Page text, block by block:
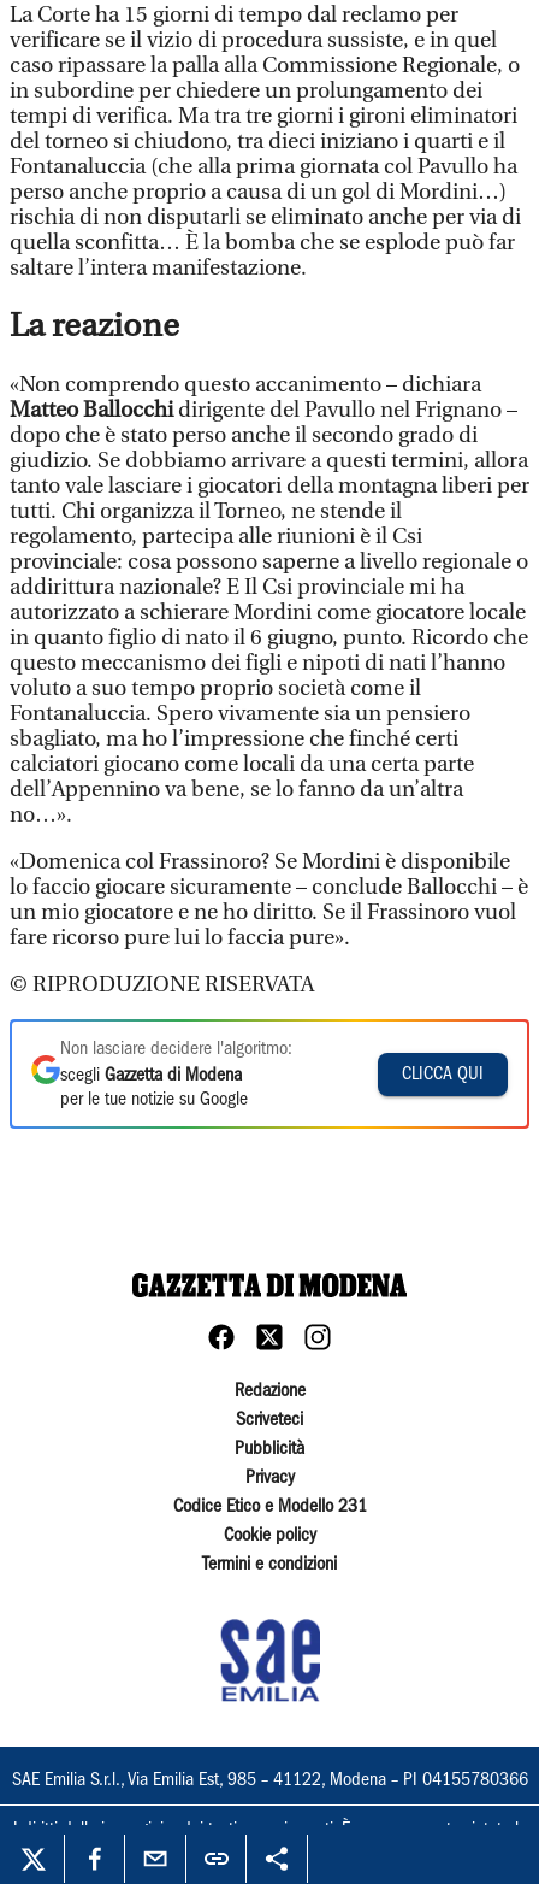
La Corte ha 15 giorni di tempo dal reclamo per
verificare se il vizio di procedura sussiste, e in quel
caso ripassare la palla alla Commissione Regionale, o
in subordine per chiedere un prolungamento dei
tempi di verifica. Ma tra tre giorni i gironi eliminatori
del torneo si chiudono, tra dieci iniziano i quarti e il
Fontanaluccia (che alla prima giornata col Pavullo ha
perso anche proprio a causa di un gol di Mordini…)
rischia di non disputarli se eliminato anche per via di
quella sconfitta… È la bomba che se esplode può far
saltare l’intera manifestazione.
La reazione
«Non comprendo questo accanimento – dichiara
Matteo Ballocchidirigente del Pavullo nel Frignano –
dopo che è stato perso anche il secondo grado di
giudizio. Se dobbiamo arrivare a questi termini, allora
tanto vale lasciare i giocatori della montagna liberi per
tutti. Chi organizza il Torneo, ne stende il
regolamento, partecipa alle riunioni è il Csi
provinciale: cosa possono saperne a livello regionale o
addirittura nazionale? E Il Csi provinciale mi ha
autorizzato a schierare Mordini come giocatore locale
in quanto figlio di nato il 6 giugno, punto. Ricordo che
questo meccanismo dei figli e nipoti di nati l’hanno
voluto a suo tempo proprio società come il
Fontanaluccia. Spero vivamente sia un pensiero
sbagliato, ma ho l’impressione che finché certi
calciatori giocano come locali da una certa parte
dell’Appennino va bene, se lo fanno da un’altra
no…».
«Domenica col Frassinoro? Se Mordini è disponibile
lo faccio giocare sicuramente – conclude Ballocchi – è
un mio giocatore e ne ho diritto. Se il Frassinoro vuol
fare ricorso pure lui lo faccia pure».
© RIPRODUZIONE RISERVATA
Non lasciare decidere l'algoritmo:
scegli Gazzetta di Modena
per le tue notizie su Google
CLICCA QUI
Redazione
Scriveteci
Pubblicità
Privacy
Codice Etico e Modello 231
Cookie policy
Termini e condizioni
SAE Emilia S.r.l., Via Emilia Est, 985 – 41122, Modena – PI 04155780366
I diritti delle immagini e dei testi sono riservati. È espressamente vietata la
loro riproduzione con qualsiasi mezzo e l'adattamento totale o parziale.